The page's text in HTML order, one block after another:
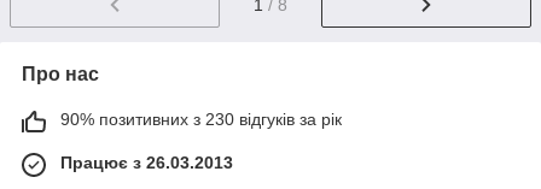
1 / 8
Про нас
90% позитивних з 230 відгуків за рік
Працює з 26.03.2013